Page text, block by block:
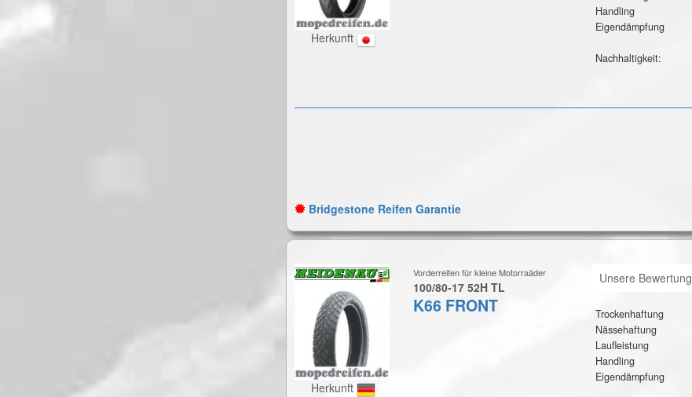
Herkunft
Handling
Eigendämpfung
Nachhaltigkeit:
Bridgestone Reifen Garantie
Herkunft
Vorderreifen für kleine Motorraäder
100/80-17 52H TL
K66 FRONT
Unsere Bewertung
Trockenhaftung
Nässehaftung
Laufleistung
Handling
Eigendämpfung